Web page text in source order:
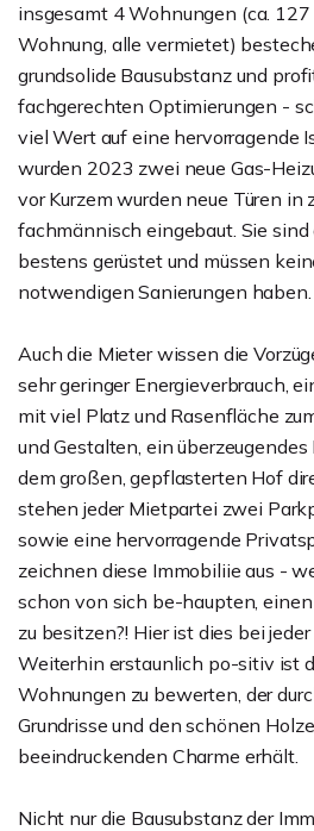
insgesamt 4 Wohnungen (ca.
Wohnung, alle vermietet)
grundsolide Bausubstanz und
fachgerechten Optimierungen -
viel Wert auf eine hervorragende
wurden 2023 zwei neue Gas-
vor Kurzem wurden neue Türen
fachmännisch eingebaut. Sie
bestens gerüstet und müssen
notwendigen Sanierungen haben.
Auch die Mieter wissen die
sehr geringer Energieverbrauch,
mit viel Platz und Rasenfläche
und Gestalten, ein
dem großen, gepflasterten Hof
stehen jeder Mietpartei zwei
sowie eine hervorragende
zeichnen diese Immobiliie aus -
schon von sich be-haupten,
zu besitzen?! Hier ist dies bei
Weiterhin erstaunlich po-sitiv ist
Wohnungen zu bewerten, der
Grundrisse und den schönen
beeindruckenden Charme erhält.
Nicht nur die Bausubstanz der